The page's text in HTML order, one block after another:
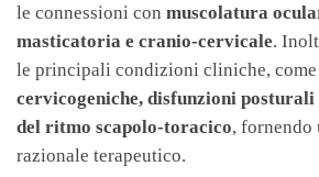
le connessioni con muscolatura
masticatoria e cranio-cervicale.
le principali condizioni cliniche, come
cervicogeniche, disfunzioni
del ritmo scapolo-toracico, fornendo
razionale terapeutico.